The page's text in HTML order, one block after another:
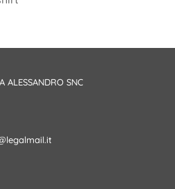
ALESSANDRO SNC